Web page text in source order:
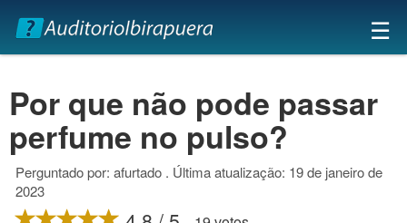
×
☰
Por que não pode passar
perfume no pulso?
Perguntado por: afurtado . Última atualização: 19 de janeiro de
2023